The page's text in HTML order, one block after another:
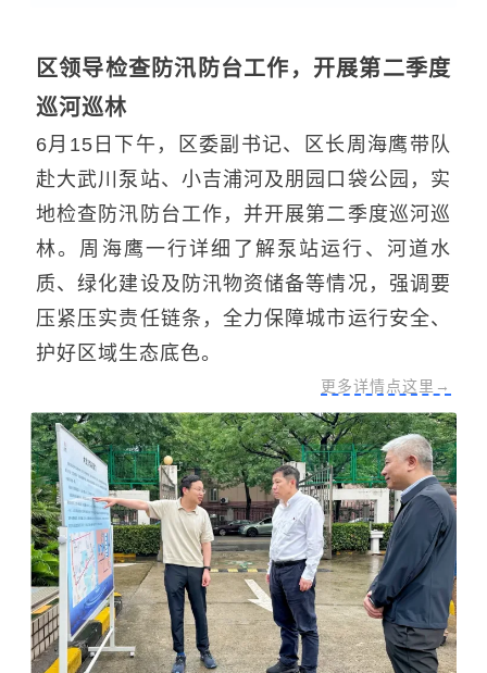
区领导检查防汛防台工作，开展第二季度
巡河巡林
6月15日下午，区委副书记、区长周海鹰带队
赴大武川泵站、小吉浦河及朋园口袋公园，实
地检查防汛防台工作，并开展第二季度巡河巡
林。周海鹰一行详细了解泵站运行、河道水
质、绿化建设及防汛物资储备等情况，强调要
压紧压实责任链条，全力保障城市运行安全、
护好区域生态底色。
更多详情点这里→